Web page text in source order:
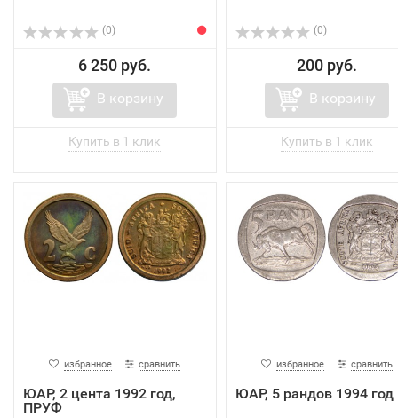
(0)
6 250 руб.
В корзину
(0)
200 руб.
В корзину
избранное сравнить
ЮАР, 2 цента 1992 год,
ПРУФ
избранное сравнить
ЮАР, 5 рандов 1994 год